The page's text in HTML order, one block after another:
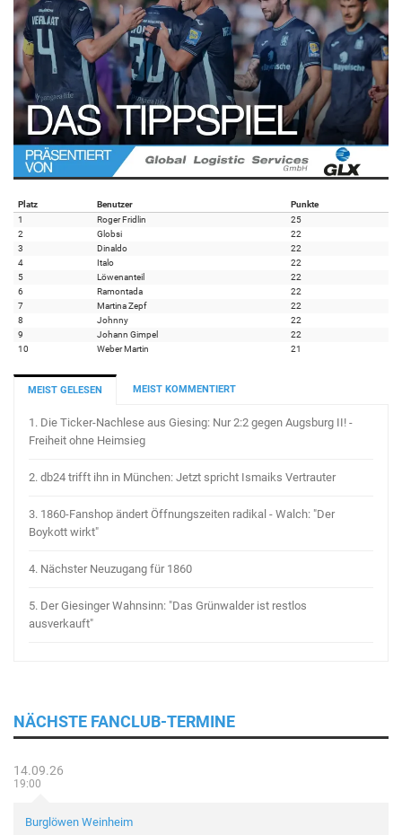
Platz Benutzer
Punkte
1
Roger Fridlin
25
2
Globsi
22
3
Dinaldo
22
4
Italo
22
5
Löwenanteil
22
6
Ramontada
22
7
Martina Zepf
22
8
Johnny
22
9
Johann Gimpel
22
10
Weber Martin 21
MEIST GELESEN MEIST KOMMENTIERT
1. Die Ticker-Nachlese aus Giesing: Nur 2:2 gegen Augsburg II! -
Freiheit ohne Heimsieg
2. db24 trifft ihn in München: Jetzt spricht Ismaiks Vertrauter
3. 1860-Fanshop ändert Öffnungszeiten radikal - Walch: "Der
Boykott wirkt"
4. Nächster Neuzugang für 1860
5. Der Giesinger Wahnsinn: "Das Grünwalder ist restlos
ausverkauft"
NÄCHSTE FANCLUB-TERMINE
14.09.26
19:00
Burglöwen Weinheim